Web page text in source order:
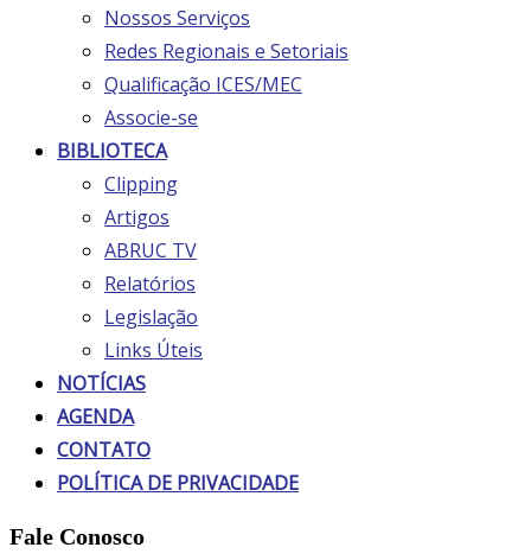
Nossos Serviços
Redes Regionais e Setoriais
Qualificação ICES/MEC
Associe-se
BIBLIOTECA
Clipping
Artigos
ABRUC TV
Relatórios
Legislação
Links Úteis
NOTÍCIAS
AGENDA
CONTATO
POLÍTICA DE PRIVACIDADE
Fale Conosco